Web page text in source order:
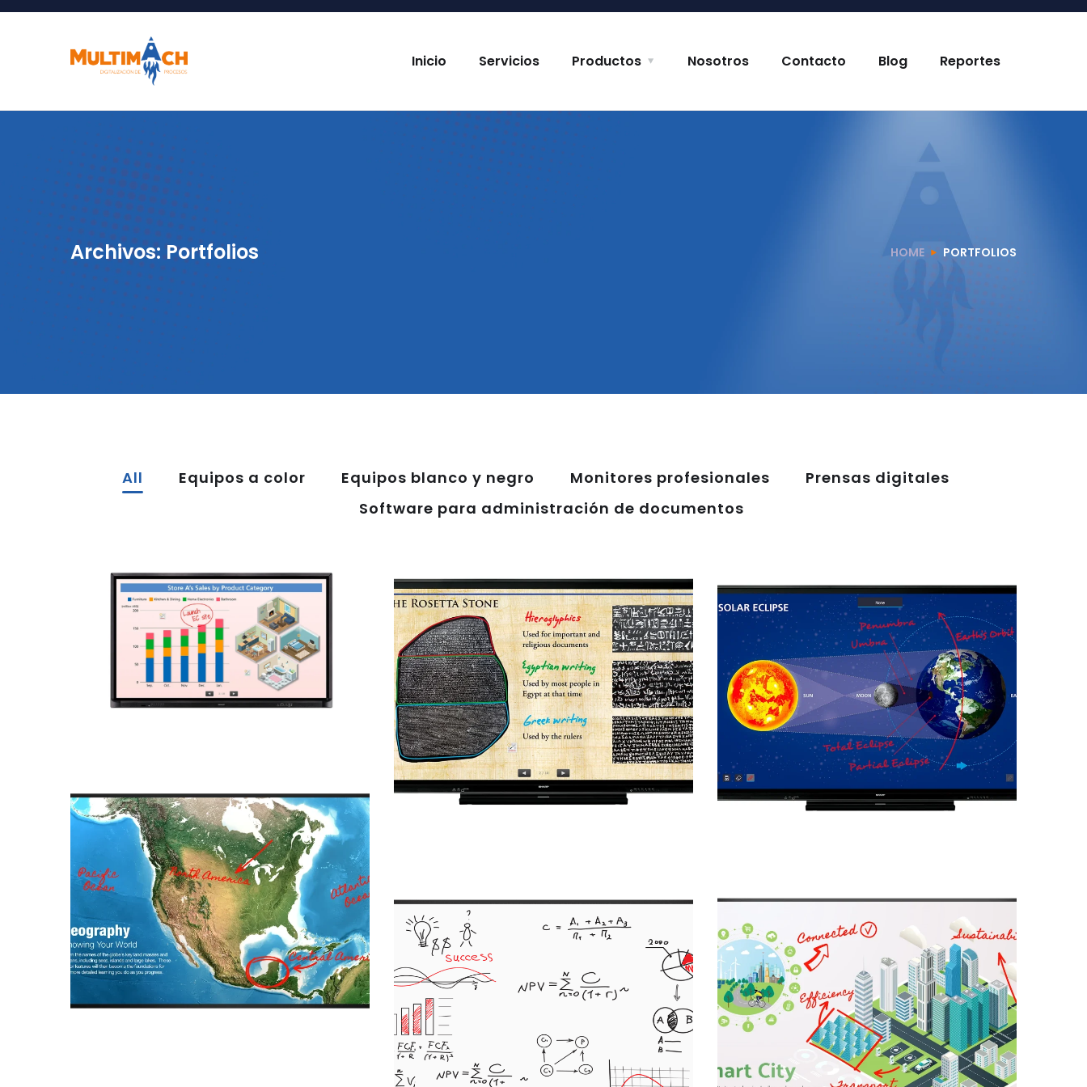
Inicio Servicios Productos Nosotros Contacto Blog Reportes
Archivos: Portfolios HOME PORTFOLIOS
All Equipos a color Equipos blanco y negro Monitores profesionales
Prensas digitales
Software para administración de documentos
PN-CE701H Aquos
Board – Sharp
MONITORES PROFESIONALES
PN-C751H Aquos Board
– Sharp
MONITORES PROFESIONALES
PN-C861H Aquos Board
– Sharp
MONITORES PROFESIONALES
4W-B55FT5U Aquos
Board – Sharp
MONITORES PROFESIONALES
4W-B65FT5U Aquos
4W-B75FT5U Aquos